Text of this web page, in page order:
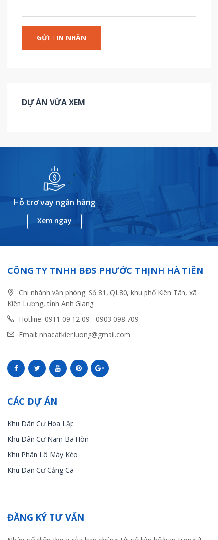
DỰ ÁN VỪA XEM
Hỗ trợ vay ngân hàng
Xem ngay
CÔNG TY TNHH BĐS PHƯỚC THỊNH HÀ TIÊN
Chi nhánh văn phòng: Số 81, QL80, khu phố Kiên Tân, xã
Kiên Lương, tỉnh Anh Giang
Hotline: 0911 09 12 09 - 0903 098 709
Email: nhadatkienluong@gmail.com
CÁC DỰ ÁN
Khu Dân Cư Hòa Lập
Khu Dân Cư Nam Ba Hòn
Khu Phân Lô Máy Kéo
Khu Dân Cư Cảng Cá
ĐĂNG KÝ TƯ VẤN